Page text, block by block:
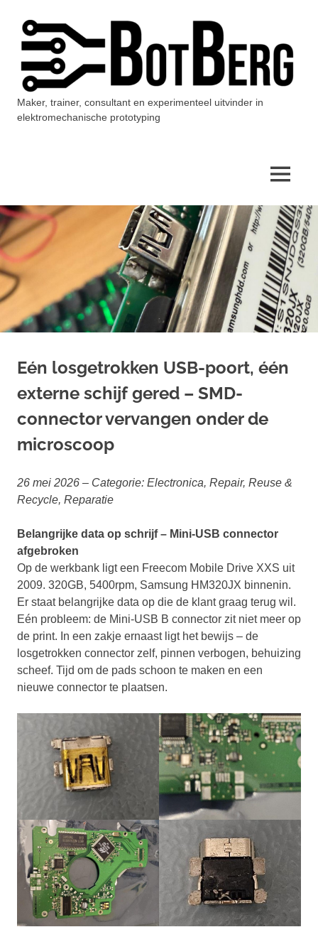
inhoud
BotBerg
Maker, trainer, consultant en experimenteel uitvinder in
elektromechanische prototyping
MENU
Eén losgetrokken USB-poort, één
externe schijf gered – SMD-
connector vervangen onder de
microscoop
26 mei 2026 – Categorie: Electronica, Repair, Reuse &
Recycle, Reparatie
Belangrijke data op schrijf – Mini-USB connector
afgebroken
Op de werkbank ligt een Freecom Mobile Drive XXS uit
2009. 320GB, 5400rpm, Samsung HM320JX binnenin.
Er staat belangrijke data op die de klant graag terug wil.
Eén probleem: de Mini-USB B connector zit niet meer op
de print. In een zakje ernaast ligt het bewijs – de
losgetrokken connector zelf, pinnen verbogen, behuizing
scheef. Tijd om de pads schoon te maken en een
nieuwe connector te plaatsen.